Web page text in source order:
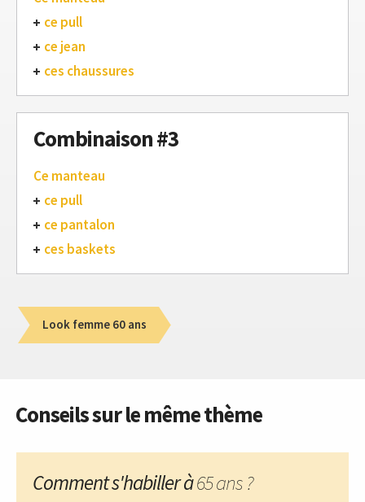
ce pull
ce jean
ces chaussures
Combinaison #3
Ce manteau
ce pull
ce pantalon
ces baskets
Look femme 60 ans
Conseils sur le même thème
Comment s'habiller à65 ans ?